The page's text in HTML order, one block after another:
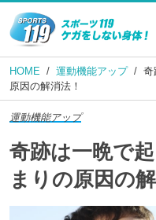
HOME 運動機能アップ
奇
原因の解消法！
運動機能アップ
奇跡は一晩で
まりの原因の